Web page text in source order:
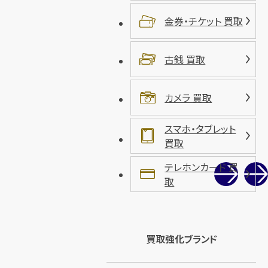
金券・チケット 買取
古銭 買取
カメラ 買取
スマホ・タブレット
買取
テレホンカード 買
取
買取強化ブランド